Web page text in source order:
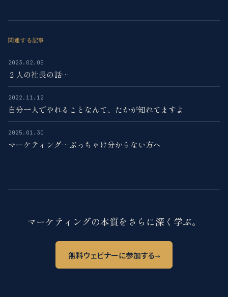
関連する記事
2023.02.05
２人の社長の話…
2022.11.12
自分一人でやれることなんて、たかが知れてますよ
2025.01.30
マーケティング…ぶっちゃけ分からない方へ
マーケティングの本質をさらに深く学ぶ。
無料ウェビナーに参加する→